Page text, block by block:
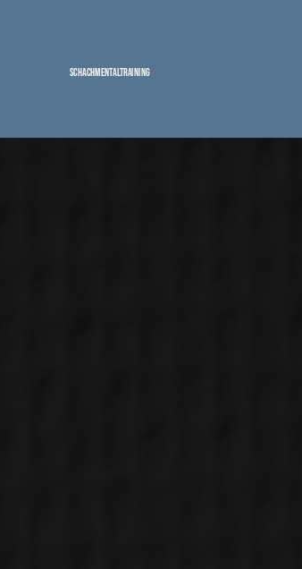
Schachmentaltraining